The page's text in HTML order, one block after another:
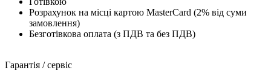
Розрахунок на місці картою MasterCard (2% від суми
замовлення)
Безготівкова оплата (з ПДВ та без ПДВ)
Гарантія / сервіс